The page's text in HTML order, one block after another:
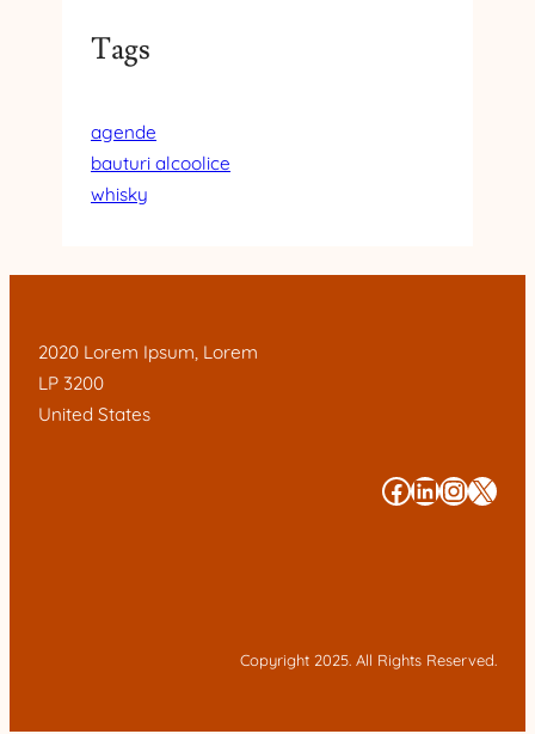
Tags
agende
bauturi alcoolice
whisky
2020 Lorem Ipsum, Lorem
LP 3200
United States
# # # #
Copyright 2025. All Rights Reserved.